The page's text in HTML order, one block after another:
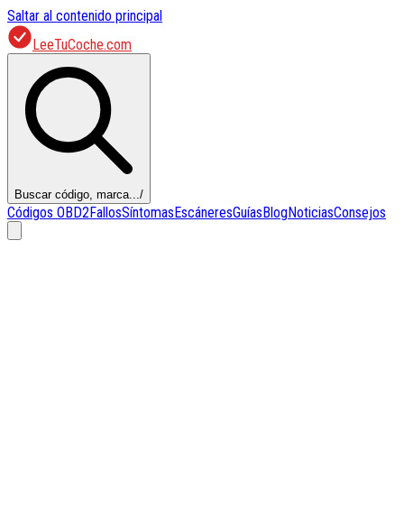
Saltar al contenido principal
LeeTuCoche.com
Buscar código, marca.../
Códigos OBD2FallosSíntomasEscáneresGuíasBlogNoticiasConsejos